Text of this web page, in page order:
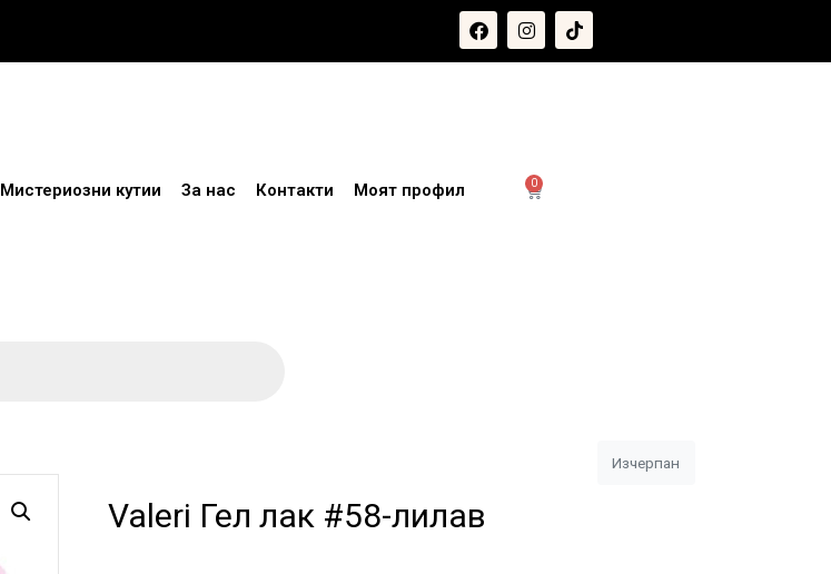
0
Мистериозни кутии За нас Контакти Моят профил
Изчерпан
Valeri Гел лак #58-лилав